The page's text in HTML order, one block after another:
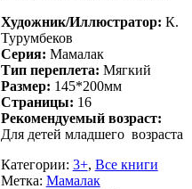
Художник/Иллюстратор: К.
Турумбеков
Серия: Мамалак
Тип переплета: Мягкий
Размер: 145*200мм
Страницы: 16
Рекомендуемый возраст:
Для детей младшего возраста
Категории: 3+, Все книги
Метка: Мамалак